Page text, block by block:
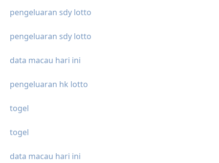
pengeluaran sdy lotto
pengeluaran sdy lotto
data macau hari ini
pengeluaran hk lotto
togel
togel
data macau hari ini